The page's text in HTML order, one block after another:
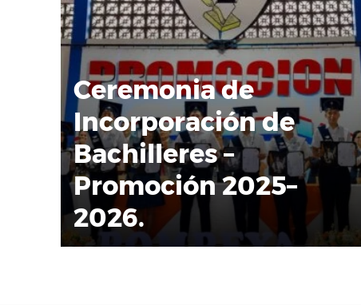
Ceremonia de
Incorporación de
Bachilleres –
Promoción 2025–
2026.